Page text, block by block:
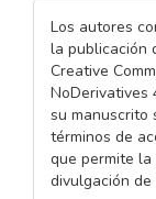
Los autores
la publicación
Creative
NoDerivatives
su manuscrito
términos de
que permite
divulgación de